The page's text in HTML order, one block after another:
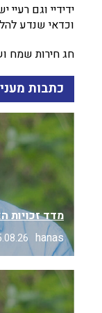
ידידיי וגם
וכדאי שנדע
חג חירות שמח
כתבות
מדד זכויות
hanas